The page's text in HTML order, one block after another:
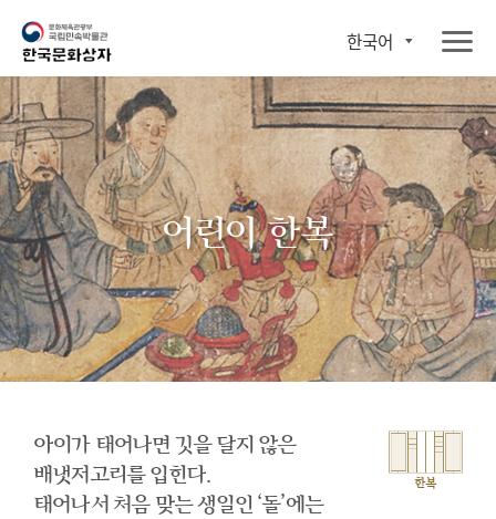
한국어
어린이 한복
아이가 태어나면 깃을 달지 않은
배냇저고리를 입힌다.
태어나서 처음 맞는 생일인 ‘돌’에는
한복